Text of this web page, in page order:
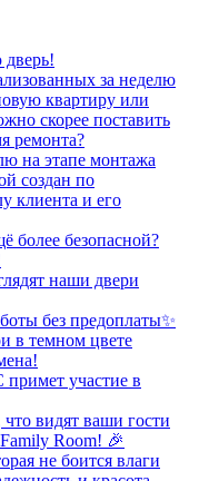
дверь!
за неделю
квартиру или
скорее поставить
ремонта?
на этапе монтажа
создан по
клиента и его
более безопасной?
наши двери
без предоплаты✨
в темном цвете
участие в
видят ваши гости
Room! 🎉
не боится влаги